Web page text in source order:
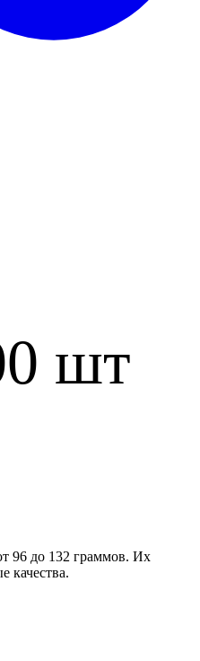
шт
96 до 132 граммов. Их
качества.